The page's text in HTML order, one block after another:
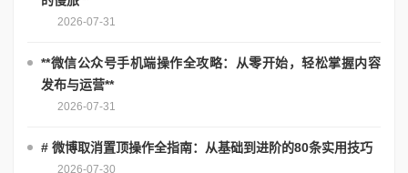
2026-07-31
**微信公众号手机端操作全攻略：从零开始，轻松掌握内容
发布与运营**
2026-07-31
# 微博取消置顶操作全指南：从基础到进阶的80条实用技巧
2026-07-30